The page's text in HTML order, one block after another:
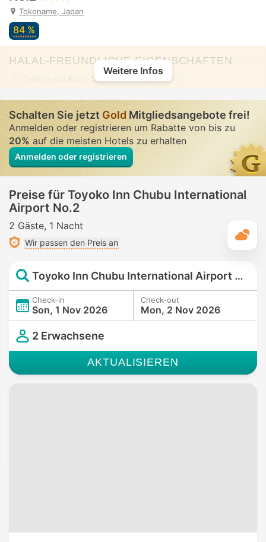
Tokoname, Japan
84 %
HALAL-FREUNDLICHE EIGENSCHAFTEN
Toilette mit Bidet-Düse • In allen Zimmern
Weitere Infos
Schalten Sie jetztGold Mitgliedsangebote frei!
Anmelden oder registrieren um Rabatte von bis zu
20%auf die meisten Hotels zu erhalten
Anmelden oder registrieren
Preise für Toyoko Inn Chubu International
Airport No.2
2 Gäste 1 Nacht
Wir passen den Preis an
Toyoko Inn Chubu International Airport No.2
Check-in
Son, 1 Nov 2026
Check-out
Mon, 2 Nov 2026
2 Erwachsene
AKTUALISIEREN